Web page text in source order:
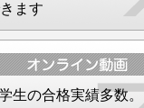
ます
生の合格実績多数。